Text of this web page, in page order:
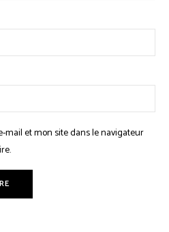
mail et mon site dans le navigateur